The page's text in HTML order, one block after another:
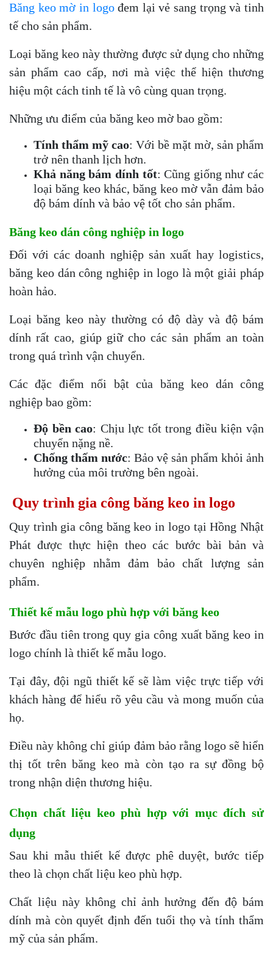
Băng keo mờ in logođem lại vẻ sang trọng và tinh
tế cho sản phẩm.
Loại băng keo này thường được sử dụng cho những
sản phẩm cao cấp, nơi mà việc thể hiện thương
hiệu một cách tinh tế là vô cùng quan trọng.
Những ưu điểm của băng keo mờ bao gồm:
Tính thẩm mỹ cao: Với bề mặt mờ, sản phẩm
trở nên thanh lịch hơn.
Khả năng bám dính tốt: Cũng giống như các
loại băng keo khác, băng keo mờ vẫn đảm bảo
độ bám dính và bảo vệ tốt cho sản phẩm.
Băng keo dán công nghiệp in logo
Đối với các doanh nghiệp sản xuất hay logistics,
băng keo dán công nghiệp in logo là một giải pháp
hoàn hảo.
Loại băng keo này thường có độ dày và độ bám
dính rất cao, giúp giữ cho các sản phẩm an toàn
trong quá trình vận chuyển.
Các đặc điểm nổi bật của băng keo dán công
nghiệp bao gồm:
Độ bền cao: Chịu lực tốt trong điều kiện vận
chuyển nặng nề.
Chống thấm nước: Bảo vệ sản phẩm khỏi ảnh
hưởng của môi trường bên ngoài.
Quy trình gia công băng keo in logo
Quy trình gia công băng keo in logo tại Hồng Nhật
Phát được thực hiện theo các bước bài bản và
chuyên nghiệp nhằm đảm bảo chất lượng sản
phẩm.
Thiết kế mẫu logo phù hợp với băng keo
Bước đầu tiên trong quy gia công xuất băng keo in
logo chính là thiết kế mẫu logo.
Tại đây, đội ngũ thiết kế sẽ làm việc trực tiếp với
khách hàng để hiểu rõ yêu cầu và mong muốn của
họ.
Điều này không chỉ giúp đảm bảo rằng logo sẽ hiển
thị tốt trên băng keo mà còn tạo ra sự đồng bộ
trong nhận diện thương hiệu.
Chọn chất liệu keo phù hợp với mục đích sử
dụng
Sau khi mẫu thiết kế được phê duyệt, bước tiếp
theo là chọn chất liệu keo phù hợp.
Chất liệu này không chỉ ảnh hưởng đến độ bám
dính mà còn quyết định đến tuổi thọ và tính thẩm
mỹ của sản phẩm.